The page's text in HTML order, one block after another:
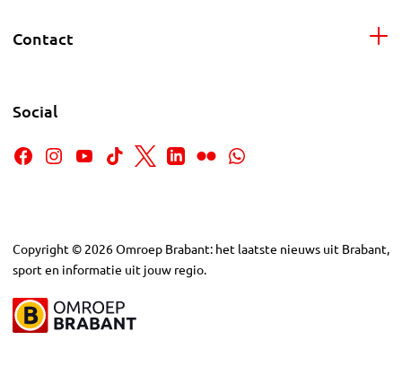
Contact
Social
Copyright © 2026Omroep Brabant: het laatste nieuws uit Brabant,
sport en informatie uit jouw regio.